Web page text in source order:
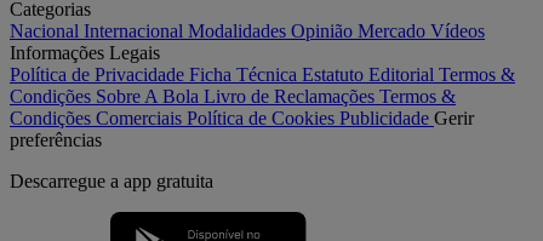
Categorias
Nacional Internacional Modalidades Opinião Mercado Vídeos
Informações Legais
Política de Privacidade Ficha Técnica Estatuto Editorial Termos &
Condições Sobre A Bola Livro de Reclamações Termos &
Condições Comerciais Política de Cookies Publicidade Gerir
preferências
Descarregue a app gratuita